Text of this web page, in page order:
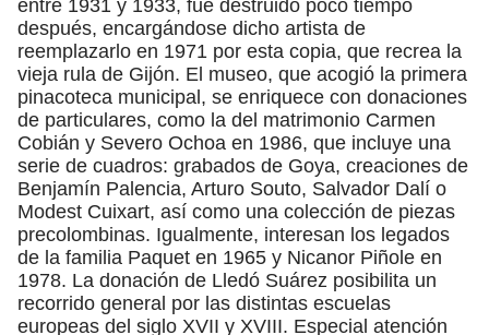
entre 1931 y 1933, fue destruido poco tiempo
después, encargándose dicho artista de
reemplazarlo en 1971 por esta copia, que recrea la
vieja rula de Gijón. El museo, que acogió la primera
pinacoteca municipal, se enriquece con donaciones
de particulares, como la del matrimonio Carmen
Cobián y Severo Ochoa en 1986, que incluye una
serie de cuadros: grabados de Goya, creaciones de
Benjamín Palencia, Arturo Souto, Salvador Dalí o
Modest Cuixart, así como una colección de piezas
precolombinas. Igualmente, interesan los legados
de la familia Paquet en 1965 y Nicanor Piñole en
1978. La donación de Lledó Suárez posibilita un
recorrido general por las distintas escuelas
europeas del siglo XVII y XVIII. Especial atención